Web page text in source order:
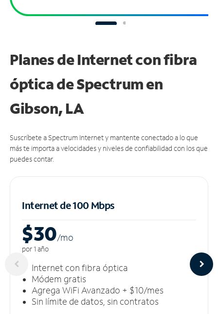
Planes de Internet con fibra
óptica de Spectrum en
Gibson, LA
Suscríbete a Spectrum Internet y mantente conectado a lo que
más te importa a velocidades y niveles de confiabilidad con los que
puedes contar.
Internet de 100 Mbps
$30/mo
por 1 año
Internet con fibra óptica
Módem gratis
Agrega WiFi Avanzado + $10/mes
Sin límite de datos, sin contratos